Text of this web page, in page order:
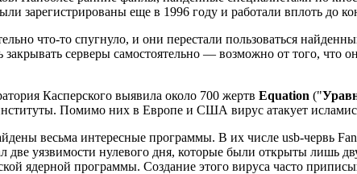
зарегистрированы еще в 1996 году и работали вплоть до
что-то спугнуло, и они перестали пользоваться
серверы самостоятельно — возможно от того,
Касперского выявила около 700 жертв Equation ("
Помимо них в Европе и США вирус атакует
весьма интересные программы. В их числе usb-червь
две уязвимости нулевого дня, которые были открыты лишь
ядерной программы. Создание этого вируса часто